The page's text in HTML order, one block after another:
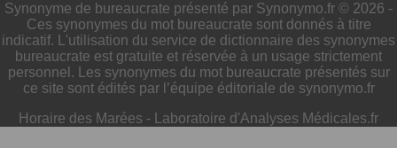
Synonyme de bureaucrate présenté par Synonymo.fr © 2026 -
Ces synonymes du mot bureaucrate sont donnés à titre
indicatif. L'utilisation du service de dictionnaire des synonymes
bureaucrate est gratuite et réservée à un usage strictement
personnel. Les synonymes du mot bureaucrate présentés sur
ce site sont édités par l’équipe éditoriale de synonymo.fr
Horaire des Marées - Laboratoire d'Analyses Médicales.fr